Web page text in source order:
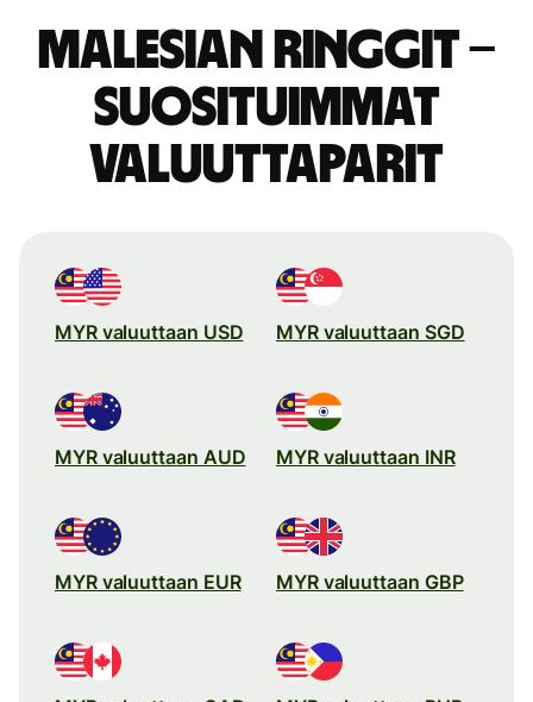
Malesian ringgit –
suosituimmat
valuuttaparit
MYR valuuttaan USD MYR valuuttaan SGD
MYR valuuttaan AUD MYR valuuttaan INR
MYR valuuttaan EUR MYR valuuttaan GBP